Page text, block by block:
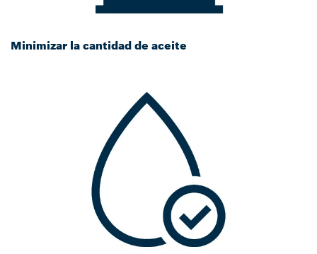
Minimizar la cantidad de aceite